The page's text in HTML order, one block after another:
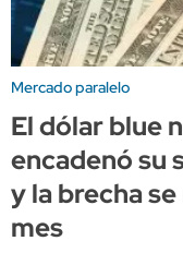
Mercado paralelo
El dólar blue
encadenó su
y la brecha
mes